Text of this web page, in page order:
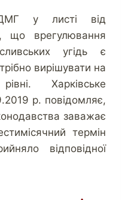
у листі від
що врегулювання
угідь є
вирішувати на
Харківське
р. повідомляє,
заважає
термін
відповідної